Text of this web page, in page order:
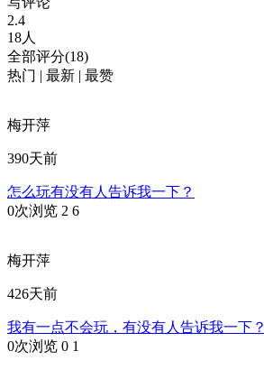
2.4
18人
全部评分(18)
热门 | 最新 | 最赞
梅开萍
390天前
怎么玩有没有人告诉我一下？
0次浏览 2 6
梅开萍
426天前
我有一点不会玩，有没有人告诉我一下？
0次浏览 0 1